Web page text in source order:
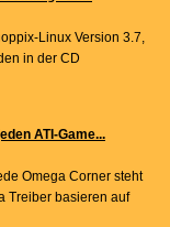
Linux Version 3.7,
in der CD
ATI-Game...
Omega Corner steht
Treiber basieren auf